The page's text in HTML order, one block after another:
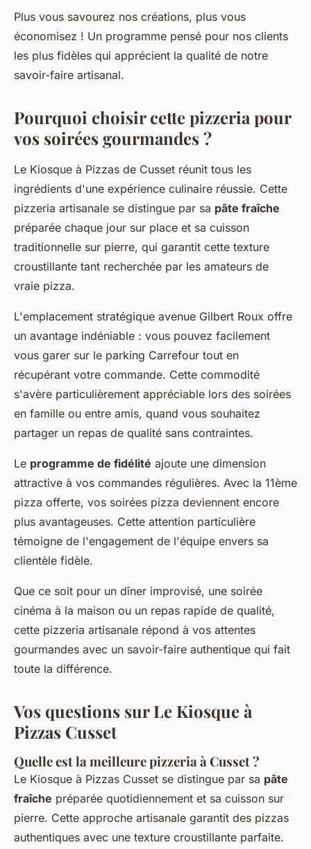
Plus vous savourez nos créations, plus vous
économisez ! Un programme pensé pour nos clients
les plus fidèles qui apprécient la qualité de notre
savoir-faire artisanal.
Pourquoi choisir cette pizzeria pour
vos soirées gourmandes ?
Le Kiosque à Pizzas de Cusset réunit tous les
ingrédients d'une expérience culinaire réussie. Cette
pizzeria artisanale se distingue par sa pâte fraîche
préparée chaque jour sur place et sa cuisson
traditionnelle sur pierre, qui garantit cette texture
croustillante tant recherchée par les amateurs de
vraie pizza.
L'emplacement stratégique avenue Gilbert Roux offre
un avantage indéniable : vous pouvez facilement
vous garer sur le parking Carrefour tout en
récupérant votre commande. Cette commodité
s'avère particulièrement appréciable lors des soirées
en famille ou entre amis, quand vous souhaitez
partager un repas de qualité sans contraintes.
Le programme de fidélité ajoute une dimension
attractive à vos commandes régulières. Avec la 11ème
pizza offerte, vos soirées pizza deviennent encore
plus avantageuses. Cette attention particulière
témoigne de l'engagement de l'équipe envers sa
clientèle fidèle.
Que ce soit pour un dîner improvisé, une soirée
cinéma à la maison ou un repas rapide de qualité,
cette pizzeria artisanale répond à vos attentes
gourmandes avec un savoir-faire authentique qui fait
toute la différence.
Vos questions sur Le Kiosque à
Pizzas Cusset
Quelle est la meilleure pizzeria à Cusset ?
Le Kiosque à Pizzas Cusset se distingue par sa pâte
fraîche préparée quotidiennement et sa cuisson sur
pierre. Cette approche artisanale garantit des pizzas
authentiques avec une texture croustillante parfaite.